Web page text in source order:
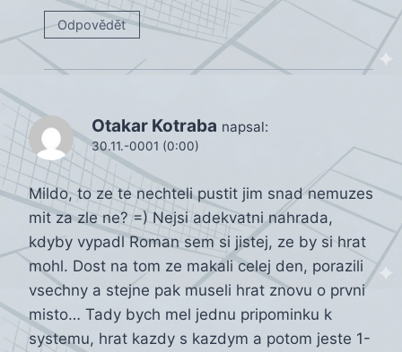
Odpovědět
Otakar Kotraba napsal:
30.11.-0001 (0:00)
Mildo, to ze te nechteli pustit jim snad nemuzes
mit za zle ne? =) Nejsi adekvatni nahrada,
kdyby vypadl Roman sem si jistej, ze by si hrat
mohl. Dost na tom ze makali celej den, porazili
vsechny a stejne pak museli hrat znovu o prvni
misto… Tady bych mel jednu pripominku k
systemu, hrat kazdy s kazdym a potom jeste 1-